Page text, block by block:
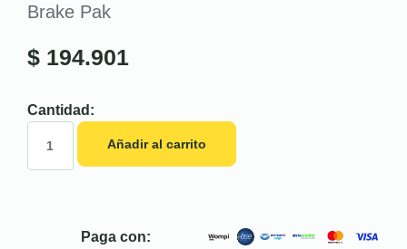
Brake Pak
$ 194.901
Cantidad:
Añadir al carrito
Paga con: